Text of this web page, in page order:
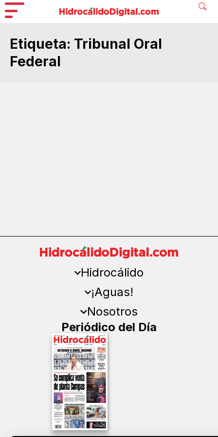
Etiqueta: Tribunal Oral
Federal
Hidrocálido
¡Aguas!
Nosotros
Periódico del Día